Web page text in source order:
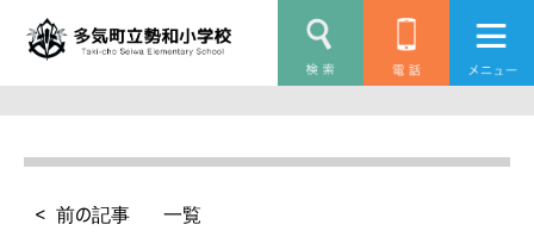
< 前の記事 一覧